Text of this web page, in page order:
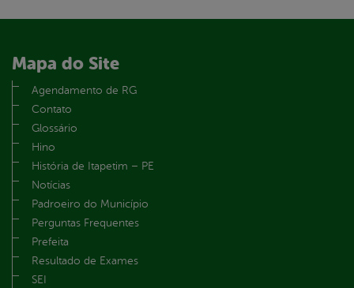
Mapa do Site
Agendamento de RG
Contato
Glossário
Hino
História de Itapetim – PE
Notícias
Padroeiro do Município
Perguntas Frequentes
Prefeita
Resultado de Exames
SEI